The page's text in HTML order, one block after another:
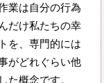
業は自分の行為
だけ私たちの幸
を、専門的には
がどれぐらい他
た概念です。